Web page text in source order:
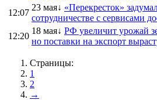
12:07
23 мая↓ «Перекресток»
сотрудничестве с сервисами
12:20
18 мая↓ РФ увеличит урожай
но поставки на экспорт
Страницы:
1
2
→